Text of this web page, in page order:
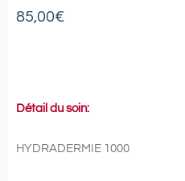
85,00€
Détail du soin:
HYDRADERMIE 1000